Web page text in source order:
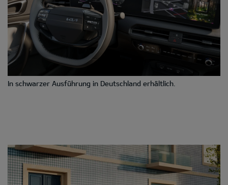
In schwarzer Ausführung in Deutschland erhältlich.